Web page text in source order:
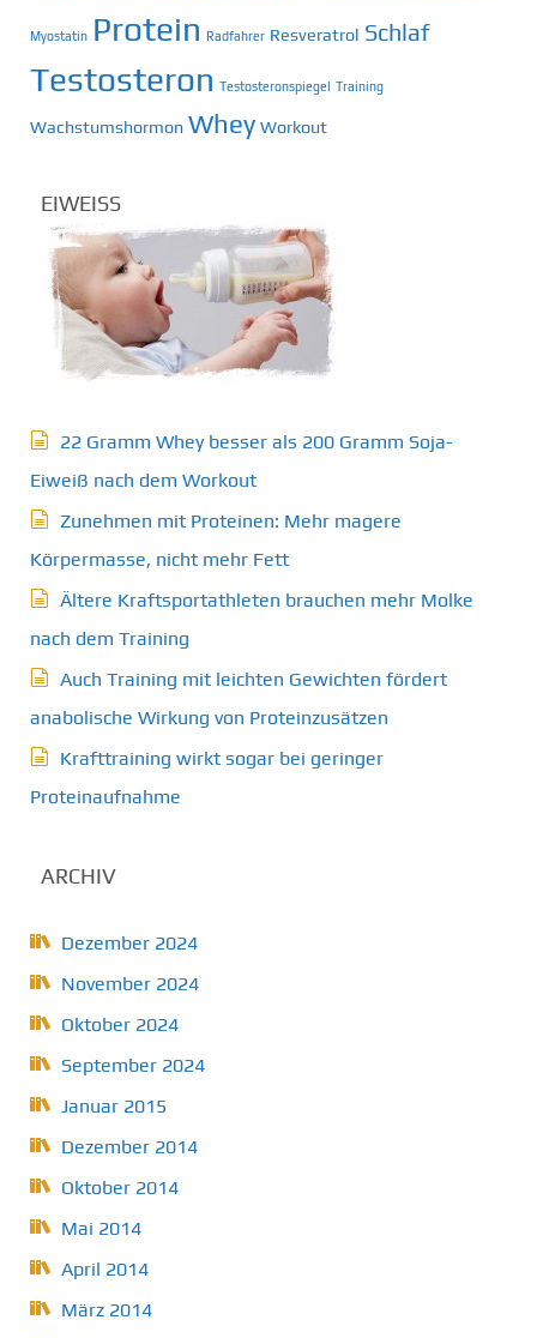
Myostatin Protein Radfahrer Resveratrol Schlaf
Testosteron Testosteronspiegel Training
Wachstumshormon Whey Workout
EIWEISS
22 Gramm Whey besser als 200 Gramm Soja-
Eiweiß nach dem Workout
Zunehmen mit Proteinen: Mehr magere
Körpermasse, nicht mehr Fett
Ältere Kraftsportathleten brauchen mehr Molke
nach dem Training
Auch Training mit leichten Gewichten fördert
anabolische Wirkung von Proteinzusätzen
Krafttraining wirkt sogar bei geringer
Proteinaufnahme
ARCHIV
Dezember 2024
November 2024
Oktober 2024
September 2024
Januar 2015
Dezember 2014
Oktober 2014
Mai 2014
April 2014
März 2014